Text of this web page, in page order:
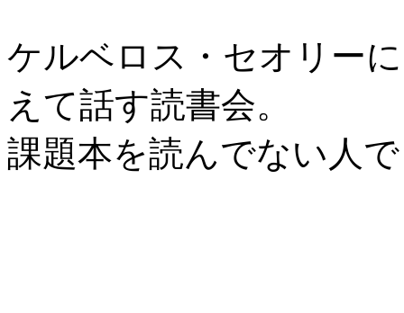
ケルベロス・セオリー
えて話す読書会。
課題本を読んでない人